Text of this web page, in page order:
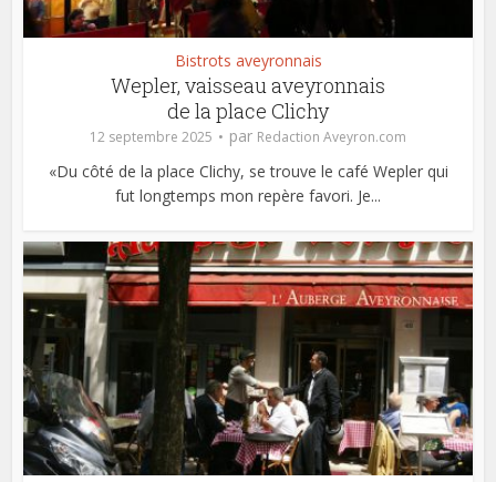
Bistrots aveyronnais
Wepler, vaisseau aveyronnais
de la place Clichy
12 septembre 2025 par Redaction Aveyron.com
«Du côté de la place Clichy, se trouve le café Wepler qui
fut longtemps mon repère favori. Je...